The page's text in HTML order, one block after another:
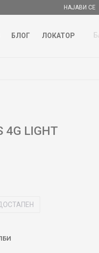
НАЈАВИ СЕ
БЛОГ ЛОКАТОР
4G LIGHT